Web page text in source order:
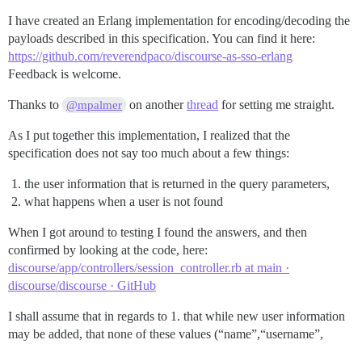
I have created an Erlang implementation for encoding/decoding the
payloads described in this specification. You can find it here:
https://github.com/reverendpaco/discourse-as-sso-erlang
Feedback is welcome.
Thanks to @mpalmer on anotherthread for setting me straight.
As I put together this implementation, I realized that the
specification does not say too much about a few things:
the user information that is returned in the query parameters,
what happens when a user is not found
When I got around to testing I found the answers, and then
confirmed by looking at the code, here:
discourse/app/controllers/session_controller.rb at main ·
discourse/discourse · GitHub
I shall assume that in regards to 1. that while new user information
may be added, that none of these values (“name”,“username”,